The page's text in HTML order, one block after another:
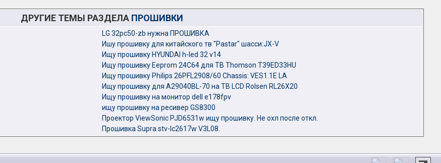
ДРУГИЕ ТЕМЫ РАЗДЕЛА ПРОШИВКИ
LG 32pc50-zb нужна ПРОШИВКА
Ишу прошивку для китайского тв "Pastar" шасси:JX-V
Ищу прошивку HYUNDAI h-led 32 v14
Ищу прошивку Eeprom 24C64 для ТВ Thomson T39ED33HU
Ищу прошивку Philips 26PFL2908/60 Chassis: VES1.1E LA
Ищу прошивку для A29040BL-70 на ТВ LCD Rolsen RL26X20
Ищу прошивку на монитор dell e178fpv
ищу прошивку на ресивер GS8300
Проектор ViewSonic PJD6531w ищу прошивку. Не охл после откл.
Прошивка Supra stv-lc2617w V3L08.